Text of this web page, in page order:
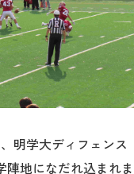
明学大ディフェンス
地になだれ込まれま